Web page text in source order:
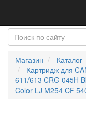
Магазин Каталог
Картридж для
611/613 CRG 045H
Color LJ M254 CF